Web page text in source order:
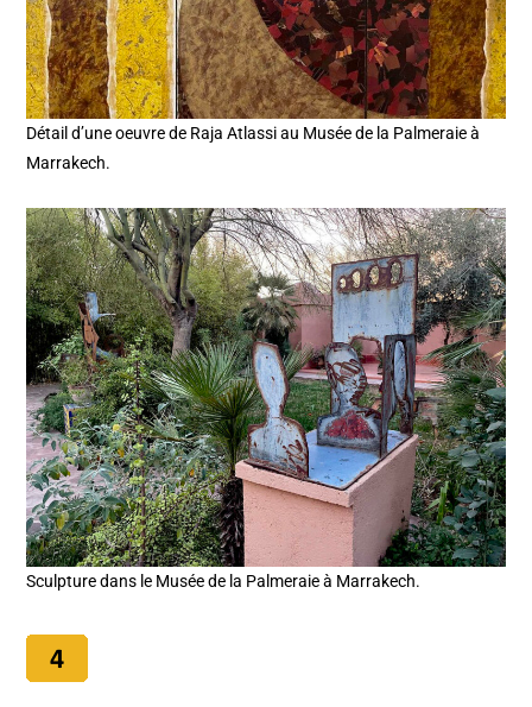
Détail d’une oeuvre de Raja Atlassi au Musée de la Palmeraie à
Marrakech.
Sculpture dans le Musée de la Palmeraie à Marrakech.